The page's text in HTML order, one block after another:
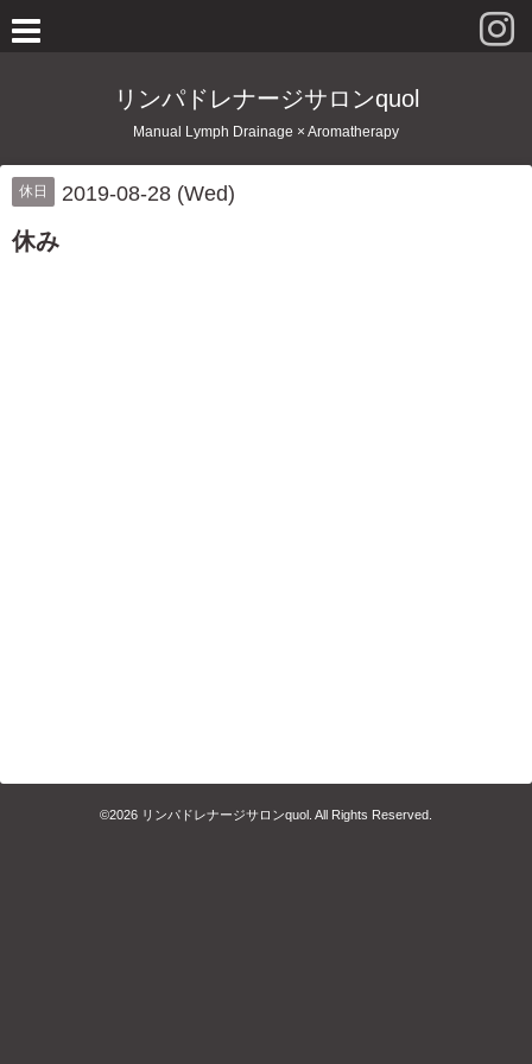
リンパドレナージサロンquol
Manual Lymph Drainage × Aromatherapy
休日 2019-08-28 (Wed)
休み
©2026 リンパドレナージサロンquol . All Rights Reserved.